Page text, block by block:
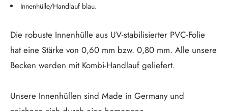
Innenhülle/Handlauf blau.
Die robuste Innenhülle aus UV-stabilisierter PVC-Folie
hat eine Stärke von 0,60 mm bzw. 0,80 mm. Alle unsere
Becken werden mit Kombi-Handlauf geliefert.
Unsere Innenhüllen sind Made in Germany und